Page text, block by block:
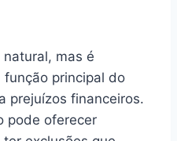
mas é
função principal do
prejuízos financeiros.
pode oferecer